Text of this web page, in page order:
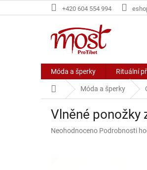
na
+420 604 554 994
Móda a šperky Rituální
Domů Móda a šperky
Vlněné ponožky
Průměrné
Neohodnoceno Podrobnosti